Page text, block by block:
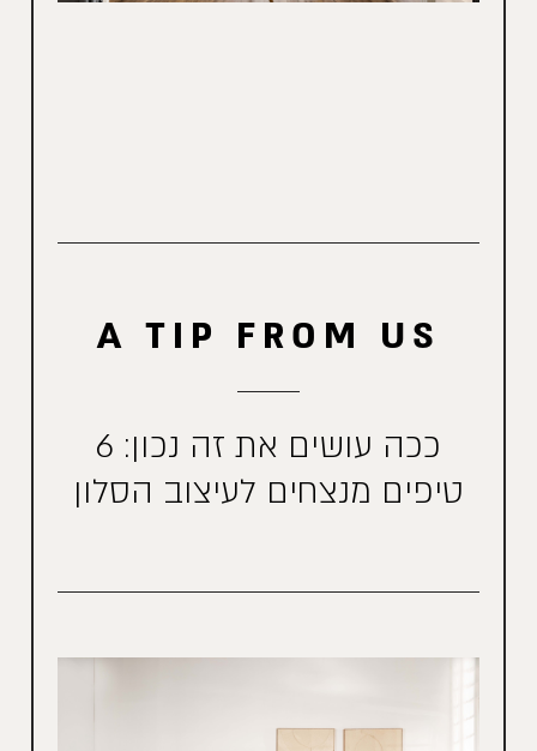
A TIP FROM US
ככה עושים את זה נכון: 6
טיפים מנצחים לעיצוב הסלון